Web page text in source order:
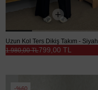
Uzun Kol Ters Dikiş Takım - Siyah
799,00 TL
1.980,00 TL
%60